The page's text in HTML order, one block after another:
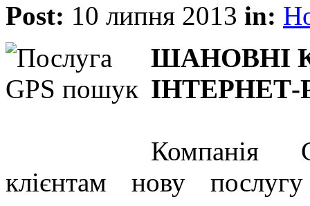
Post: 10 липня 2013 in:
ШАНОВНІ
Компанія
клієнтам нову